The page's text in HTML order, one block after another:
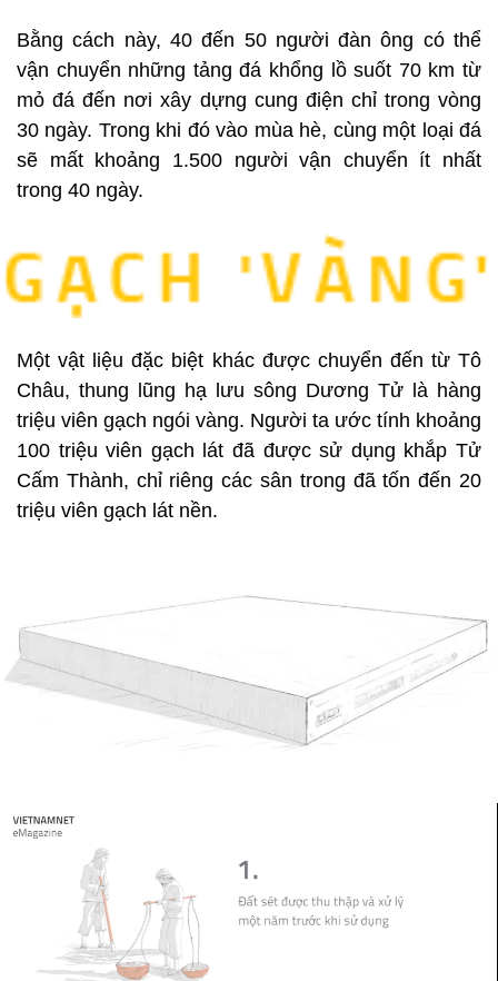
Bằng cách này, 40 đến 50 người đàn ông có thể
vận chuyển những tảng đá khổng lồ suốt 70 km từ
mỏ đá đến nơi xây dựng cung điện chỉ trong vòng
30 ngày. Trong khi đó vào mùa hè, cùng một loại đá
sẽ mất khoảng 1.500 người vận chuyển ít nhất
trong 40 ngày.
Một vật liệu đặc biệt khác được chuyển đến từ Tô
Châu, thung lũng hạ lưu sông Dương Tử là hàng
triệu viên gạch ngói vàng. Người ta ước tính khoảng
100 triệu viên gạch lát đã được sử dụng khắp Tử
Cấm Thành, chỉ riêng các sân trong đã tốn đến 20
triệu viên gạch lát nền.